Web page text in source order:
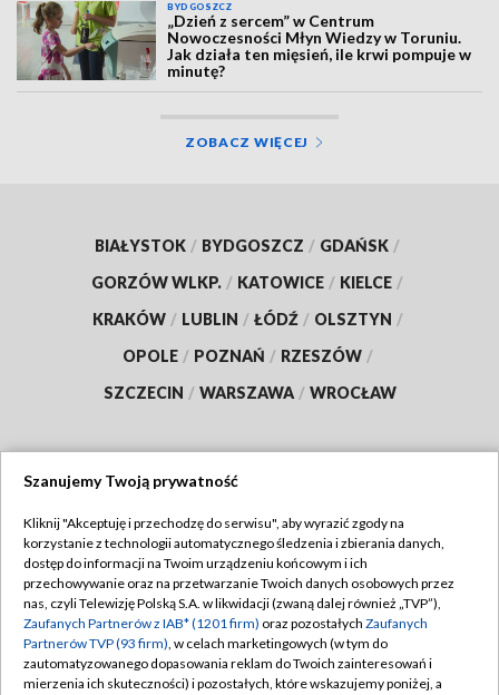
BYDGOSZCZ
„Dzień z sercem” w Centrum
Nowoczesności Młyn Wiedzy w Toruniu.
Jak działa ten mięsień, ile krwi pompuje w
minutę?
ZOBACZ WIĘCEJ
BIAŁYSTOK / BYDGOSZCZ / GDAŃSK /
GORZÓW WLKP. / KATOWICE / KIELCE /
KRAKÓW / LUBLIN / ŁÓDŹ / OLSZTYN /
OPOLE / POZNAŃ / RZESZÓW /
SZCZECIN / WARSZAWA / WROCŁAW
TVP
Abonament TVP
Emisja w TVP
Centrum informacji TVP
Regulamin TVP
Polityka prywatności
Moje zgody
Szanujemy Twoją prywatność
Kliknij "Akceptuję i przechodzę do serwisu", aby wyrazić zgody na
korzystanie z technologii automatycznego śledzenia i zbierania danych,
dostęp do informacji na Twoim urządzeniu końcowym i ich
przechowywanie oraz na przetwarzanie Twoich danych osobowych przez
nas, czyli Telewizję Polską S.A. w likwidacji (zwaną dalej również „TVP”),
Zaufanych Partnerów z IAB* (1201 firm) oraz pozostałych Zaufanych
Partnerów TVP (93 firm), w celach marketingowych (w tym do
zautomatyzowanego dopasowania reklam do Twoich zainteresowań i
mierzenia ich skuteczności) i pozostałych, które wskazujemy poniżej, a